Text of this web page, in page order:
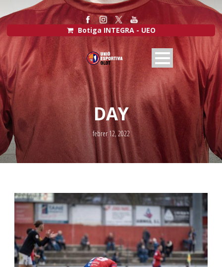
Botiga INTEGRA - UEO
DAY
febrer 12, 2022